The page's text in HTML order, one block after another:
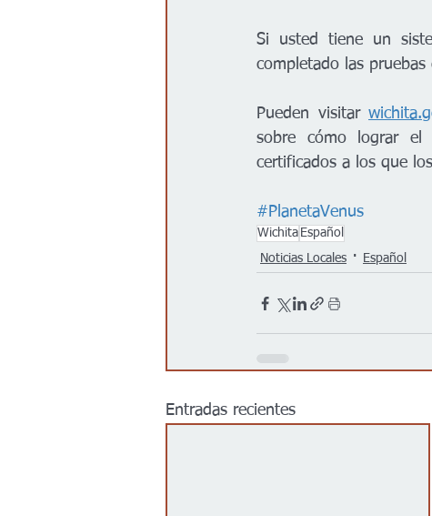
Si usted tiene un
completado las
Pueden visitar
sobre cómo lograr el
certificados a los que
#PlanetaVenus
Wichita Español
Noticias Locales
Español
Entradas recientes